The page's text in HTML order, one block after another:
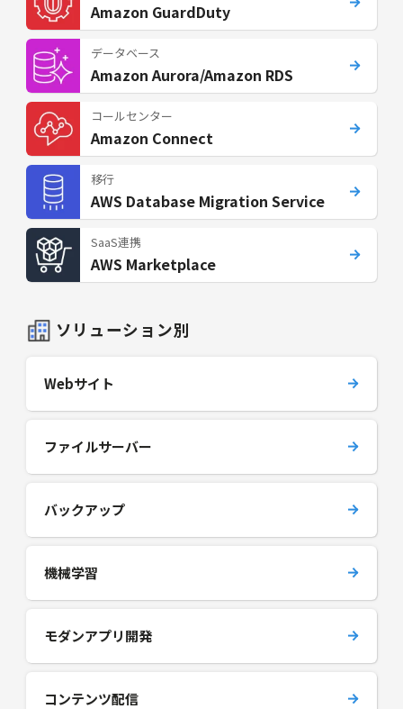
Amazon GuardDuty
データベース
Amazon Aurora/Amazon RDS
コールセンター
Amazon Connect
移行
AWS Database Migration Service
SaaS連携
AWS Marketplace
ソリューション別
Webサイト
ファイルサーバー
バックアップ
機械学習
モダンアプリ開発
コンテンツ配信